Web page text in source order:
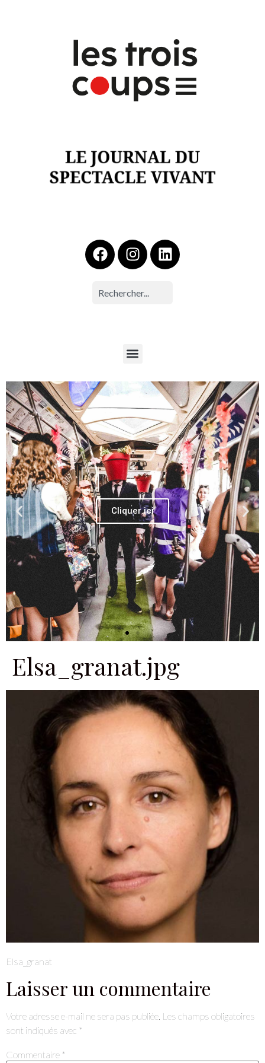
Cliquer ici
Elsa_granat.jpg
Elsa_granat
Laisser un commentaire
Votre adresse e-mail ne sera pas publiée. Les champs obligatoires
sont indiqués avec *
Commentaire *